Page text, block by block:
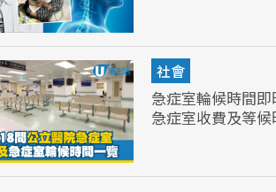
社會
急症室輪候時間
急症室收費及等